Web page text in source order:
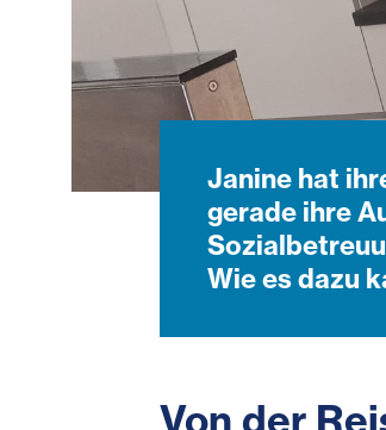
Janine hat
gerade ihre
Wie es dazu